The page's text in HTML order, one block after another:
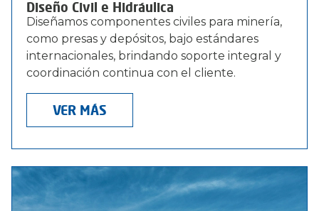
Diseño Civil e Hidráulica
Diseñamos componentes civiles para minería,
como presas y depósitos, bajo estándares
internacionales, brindando soporte integral y
coordinación continua con el cliente.
VER MÁS